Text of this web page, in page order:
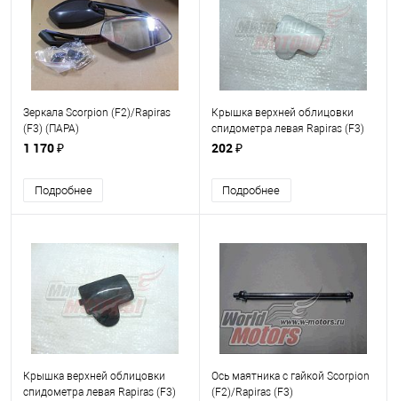
Зеркала Scorpion (F2)/Rapiras
(F3) (ПАРА)
1 170 ₽
Подробнее
Крышка верхней облицовки
спидометра левая Rapiras (F3)
серебристая (ШТ.)
202 ₽
Подробнее
Крышка верхней облицовки
спидометра левая Rapiras (F3)
Ось маятника с гайкой Scorpion
(F2)/Rapiras (F3)